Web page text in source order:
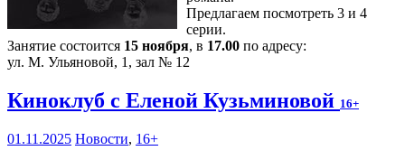
Предлагаем посмотреть 3 и 4
серии.
Занятие состоится 15 ноября, в 17.00 по адресу:
ул. М. Ульяновой, 1, зал № 12
Киноклуб с Еленой Кузьминовой 16+
01.11.2025 Новости, 16+